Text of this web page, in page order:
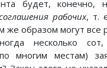
будет, конечно,
рабочих, т.
же образом могут все
несколько
многим местам)